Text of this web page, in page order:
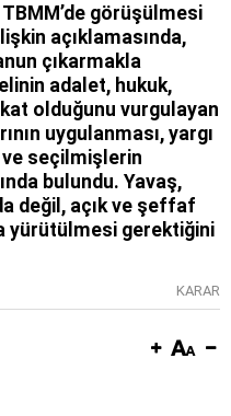
görüşülmesi
açıklamasında,
çıkarmakla
adalet, hukuk,
olduğunu vurgulayan
uygulanması, yargı
ve seçilmişlerin
bulundu. Yavaş,
değil, açık ve şeffaf
yürütülmesi gerektiğini
KARAR